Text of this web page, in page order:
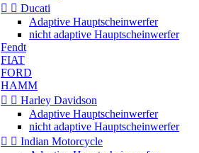
  Ducati
Adaptive Hauptscheinwerfer
nicht adaptive Hauptscheinwerfer
Fendt
FIAT
FORD
HAMM
  Harley Davidson
Adaptive Hauptscheinwerfer
nicht adaptive Hauptscheinwerfer
  Indian Motorcycle